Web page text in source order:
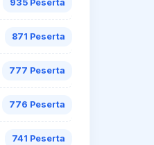
935 Peserta
871 Peserta
777 Peserta
776 Peserta
741 Peserta